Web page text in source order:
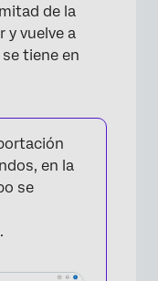
de la
y vuelve a
tiene en
en la
se